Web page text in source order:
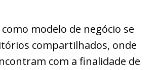
modelo de negócio se
compartilhados, onde
com a finalidade de